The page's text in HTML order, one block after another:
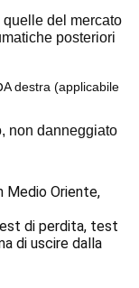
del mercato
posteriori
A destra (applicabile
non danneggiato
Medio Oriente,
di perdita, test
di uscire dalla